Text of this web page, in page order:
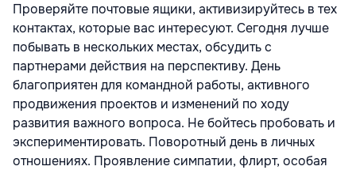
Проверяйте почтовые ящики, активизируйтесь в тех
контактах, которые вас интересуют. Сегодня лучше
побывать в нескольких местах, обсудить с
партнерами действия на перспективу. День
благоприятен для командной работы, активного
продвижения проектов и изменений по ходу
развития важного вопроса. Не бойтесь пробовать и
экспериментировать. Поворотный день в личных
отношениях. Проявление симпатии, флирт, особая